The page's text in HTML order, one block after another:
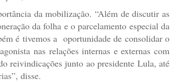
da mobilização. “Além de discutir as
da folha e o parcelamento especial da
é tivemos a oportunidade de consolidar o
nas relações internas e externas com
reivindicações junto ao presidente Lula, até
disse.